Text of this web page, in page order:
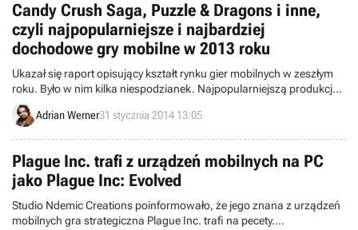
Candy Crush Saga, Puzzle & Dragons i inne,
czyli najpopularniejsze i najbardziej
dochodowe gry mobilne w 2013 roku
Ukazał się raport opisujący kształt rynku gier mobilnych w zeszłym
roku. Było w nim kilka niespodzianek. Najpopularniejszą produkcją
okazało się co prawda Candy Crush Saga, ale pod względem
wygenerowanych przychodów musiało uznać wyższość Puzzle &
Adrian Werner31 stycznia 2014 13:05
Plague Inc. trafi z urządzeń mobilnych na PC
jako Plague Inc: Evolved
Studio Ndemic Creations poinformowało, że jego znana z urządzeń
mobilnych gra strategiczna Plague Inc. trafi na pecety.